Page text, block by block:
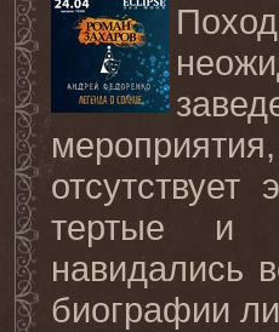
тертые и
навидались
биографии